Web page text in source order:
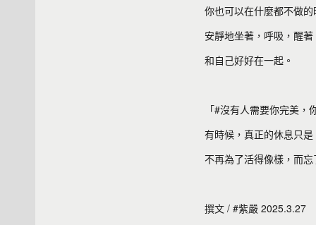
你也可以在什麼都不做的
安靜地坐著，呼吸，醒著
和自己好好在一起。
「#沒有人需要你完美
有時候，真正的休息只是
不再為了活得像樣，而
撰文 / #紫嚴 2025.3.27